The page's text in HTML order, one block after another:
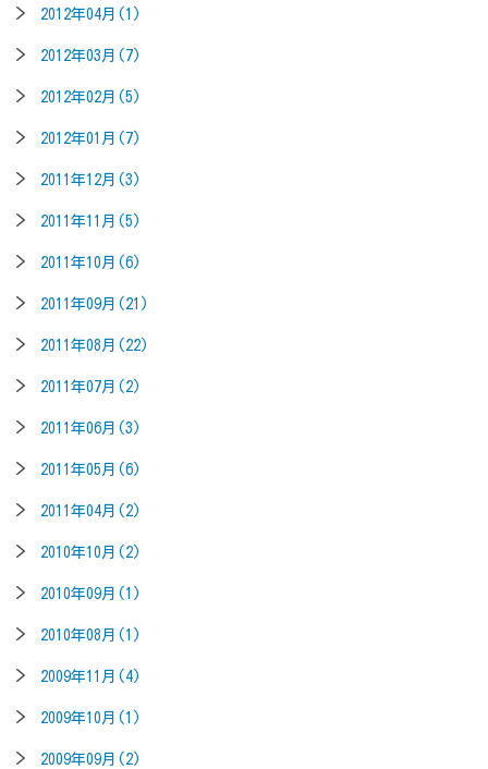
2012年04月(1)
2012年03月(7)
2012年02月(5)
2012年01月(7)
2011年12月(3)
2011年11月(5)
2011年10月(6)
2011年09月(21)
2011年08月(22)
2011年07月(2)
2011年06月(3)
2011年05月(6)
2011年04月(2)
2010年10月(2)
2010年09月(1)
2010年08月(1)
2009年11月(4)
2009年10月(1)
2009年09月(2)